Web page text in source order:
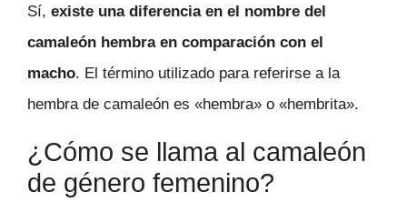
Sí, existe una diferencia en el nombre del
camaleón hembra en comparación con el
macho. El término utilizado para referirse a la
hembra de camaleón es «hembra» o «hembrita».
¿Cómo se llama al camaleón
de género femenino?